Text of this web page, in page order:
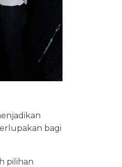
bagi
pilihan